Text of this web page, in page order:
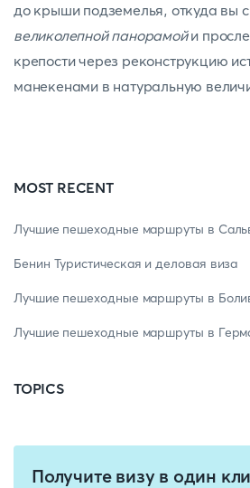
до крыши подземелья, откуда вы
великолепной панорамойи
крепости через реконструкцию
манекенами в натуральную
MOST RECENT
Лучшие пешеходные маршруты в
Бенин Туристическая и деловая виза
Лучшие пешеходные маршруты в
Лучшие пешеходные маршруты в
TOPICS
Получите визу в один